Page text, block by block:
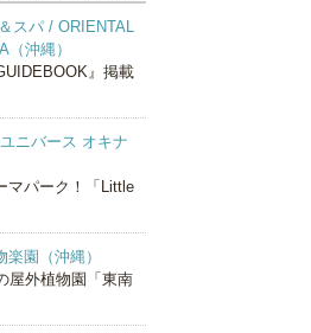
スパ / ORIENTAL
沖縄）
』掲載
ニバース オキナ
マパーク！「Little
園（沖縄）
屋外植物園「東南